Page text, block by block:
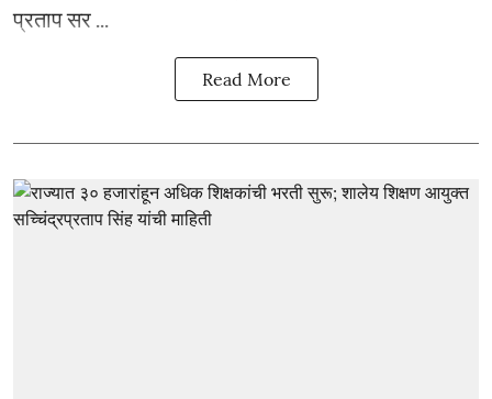
प्रताप सर ...
Read More